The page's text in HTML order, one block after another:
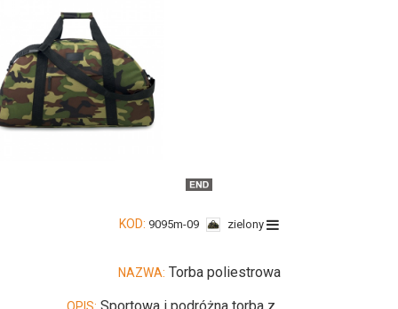
KOD: 9095m-09 zielony
NAZWA: Torba poliestrowa
OPIS: